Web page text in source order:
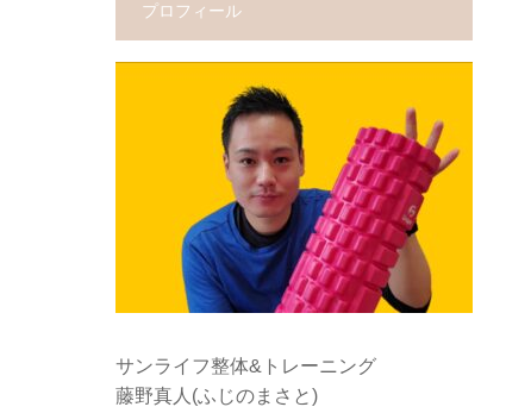
プロフィール
サンライフ整体&トレーニング
藤野真人(ふじのまさと)